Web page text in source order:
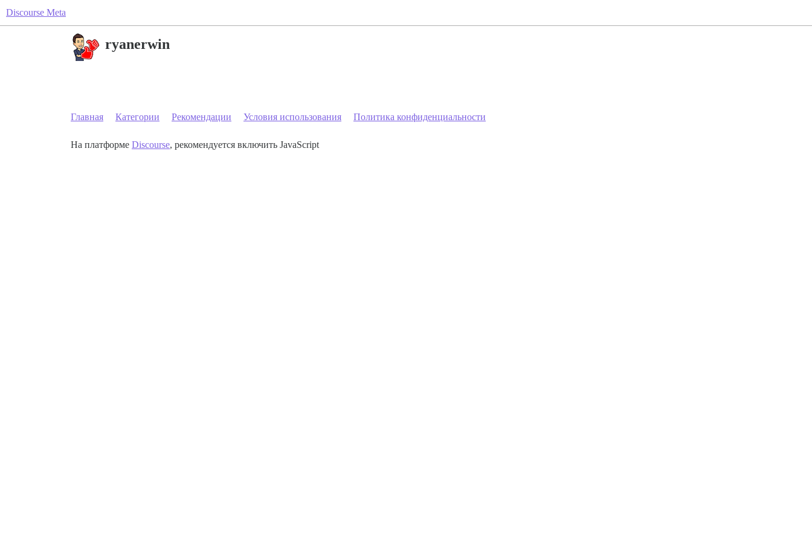
Discourse Meta
ryanerwin
Главная Категории Рекомендации Условия использования Политика конфиденциальности
На платформе Discourse, рекомендуется включить JavaScript